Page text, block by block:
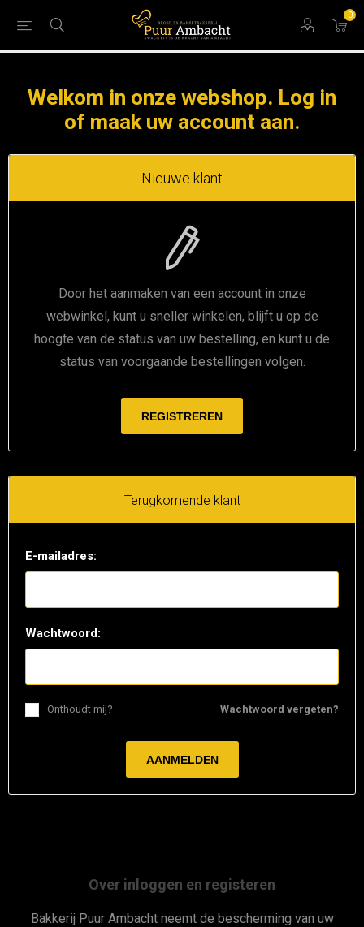
0
Welkom in onze webshop. Log in
of maak uw account aan.
Nieuwe klant
Door het aanmaken van een account in onze
webwinkel, kunt u sneller winkelen, blijft u op de
hoogte van de status van uw bestelling, en kunt u de
status van voorgaande bestellingen volgen.
Terugkomende klant
E-mailadres:
Wachtwoord:
Wachtwoord vergeten?
Onthoudt mij?
Over inloggen en registeren
Bakkerij Puur Ambacht neemt de bescherming van uw